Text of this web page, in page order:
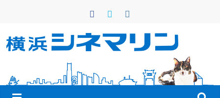
ン
横
浜